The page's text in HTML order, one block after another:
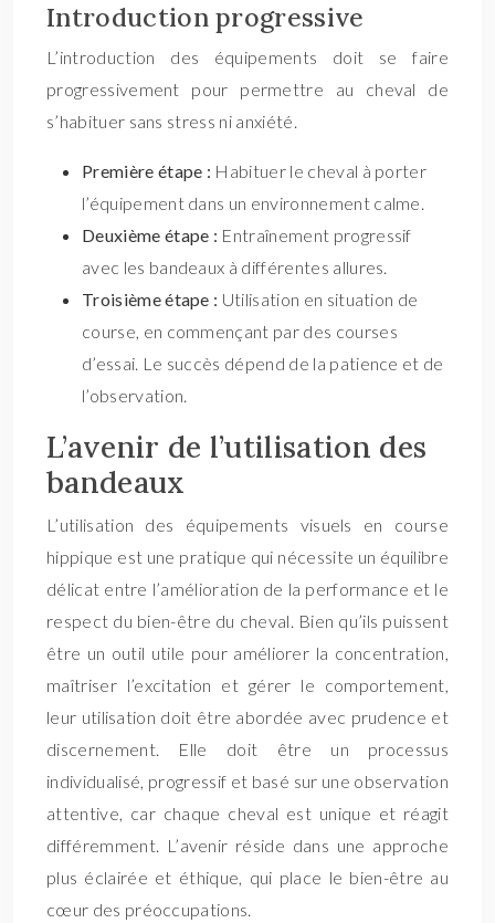
Introduction progressive
L’introduction des équipements doit se faire
progressivement pour permettre au cheval de
s’habituer sans stress ni anxiété.
Première étape : Habituer le cheval à porter
l’équipement dans un environnement calme.
Deuxième étape : Entraînement progressif
avec les bandeaux à différentes allures.
Troisième étape : Utilisation en situation de
course, en commençant par des courses
d’essai. Le succès dépend de la patience et de
l’observation.
L’avenir de l’utilisation des
bandeaux
L’utilisation des équipements visuels en course
hippique est une pratique qui nécessite un équilibre
délicat entre l’amélioration de la performance et le
respect du bien-être du cheval. Bien qu’ils puissent
être un outil utile pour améliorer la concentration,
maîtriser l’excitation et gérer le comportement,
leur utilisation doit être abordée avec prudence et
discernement. Elle doit être un processus
individualisé, progressif et basé sur une observation
attentive, car chaque cheval est unique et réagit
différemment. L’avenir réside dans une approche
plus éclairée et éthique, qui place le bien-être au
cœur des préoccupations.